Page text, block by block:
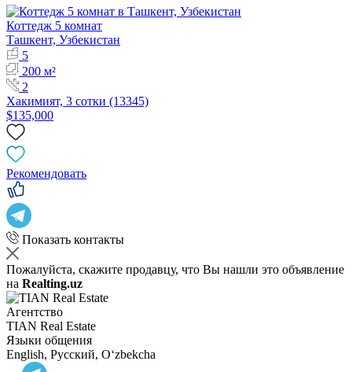
Коттедж 5 комнат
Ташкент, Узбекистан
5
200 м²
2
Хакимият, 3 сотки (13345)
$135,000
Рекомендовать
Показать контакты
Пожалуйста, скажите продавцу, что Вы нашли это объявление
на Realting.uz
Агентство
TIAN Real Estate
Языки общения
English, Русский, Oʻzbekcha